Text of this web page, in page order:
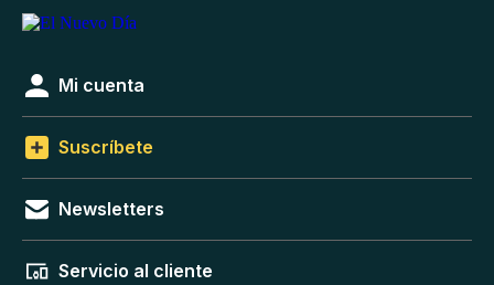
Mi cuenta
Suscríbete
Newsletters
Servicio al cliente